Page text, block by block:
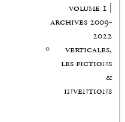
volume 1 |
archives 2009-
2022
verticales,
les fictions
&
inventions